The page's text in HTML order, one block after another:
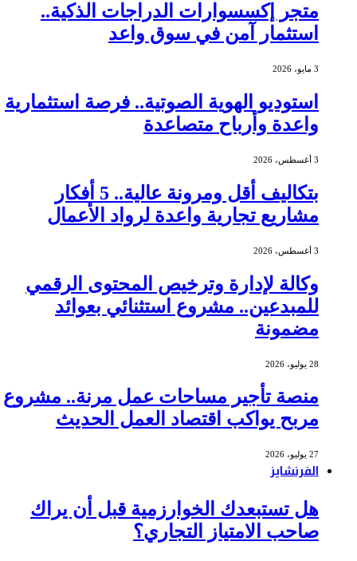
متجر إكسسوارات الدراجات الذكية..
استثمار آمن في سوق واعد
3 مايو، 2026
استوديو الهوية الصوتية.. فرصة استثمارية
واعدة وأرباح متصاعدة
3 أغسطس، 2026
بتكاليف أقل ومرونة عالية.. 5 أفكار
مشاريع تجارية واعدة لرواد الأعمال
3 أغسطس، 2026
وكالة لإدارة وترخيص المحتوى الرقمي
للمبدعين.. مشروع استثنائي بعوائد
مضمونة
28 يوليو، 2026
منصة تأجير مساحات عمل مرنة.. مشروع
مربح يواكب اقتصاد العمل الحديث
27 يوليو، 2026
الفرنشايز
هل تستبعدك الخوارزمية قبل أن يراك
صاحب الامتياز التجاري؟